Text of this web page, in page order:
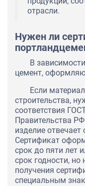
отрасли.
Нужен ли
В
цемент,
Если
строительства,
соответствия
Правительства
изделие отвечает
Сертификат
срок до пяти лет
срок годности, но
получения
специальным